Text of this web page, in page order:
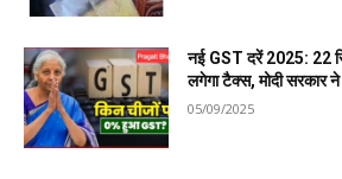
नई GST दरें 2025: 22
लगेगा टैक्स, मोदी सरकार ने
05/09/2025